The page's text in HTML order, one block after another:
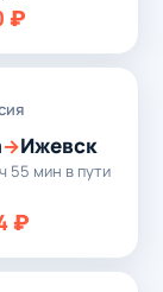
₽
→Ижевск
55 мин в пути
₽